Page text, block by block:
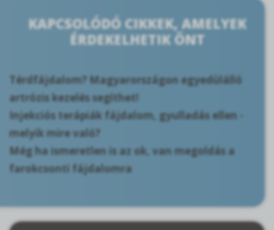
KAPCSOLÓDÓ CIKKEK, AMELYEK
ÉRDEKELHETIK ÖNT
Térdfájdalom? Magyarországon egyedülálló
artrózis kezelés segíthet!
Injekciós terápiák fájdalom, gyulladás ellen -
melyik mire való?
Még ha ismeretlen is az ok, van megoldás a
farokcsonti fájdalomra